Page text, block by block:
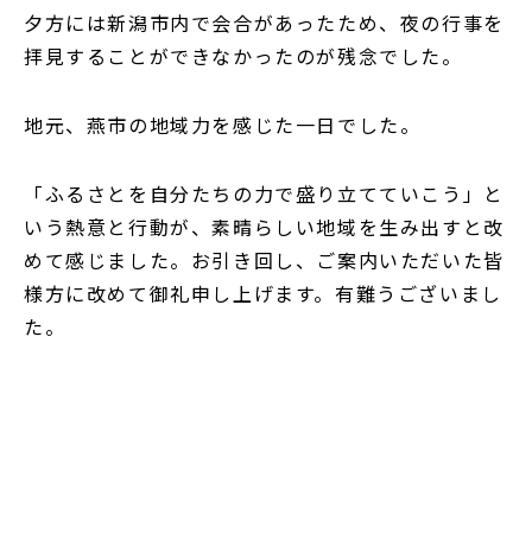
夕方には新潟市内で会合があったため、夜の行事を
拝見することができなかったのが残念でした。
地元、燕市の地域力を感じた一日でした。
「ふるさとを自分たちの力で盛り立てていこう」と
いう熱意と行動が、素晴らしい地域を生み出すと改
めて感じました。お引き回し、ご案内いただいた皆
様方に改めて御礼申し上げます。有難うございまし
た。